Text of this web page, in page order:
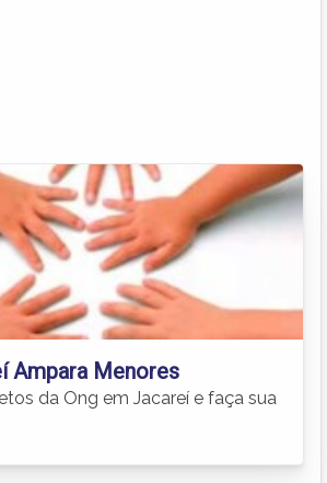
Ampara Menores
da Ong em Jacareí e faça sua